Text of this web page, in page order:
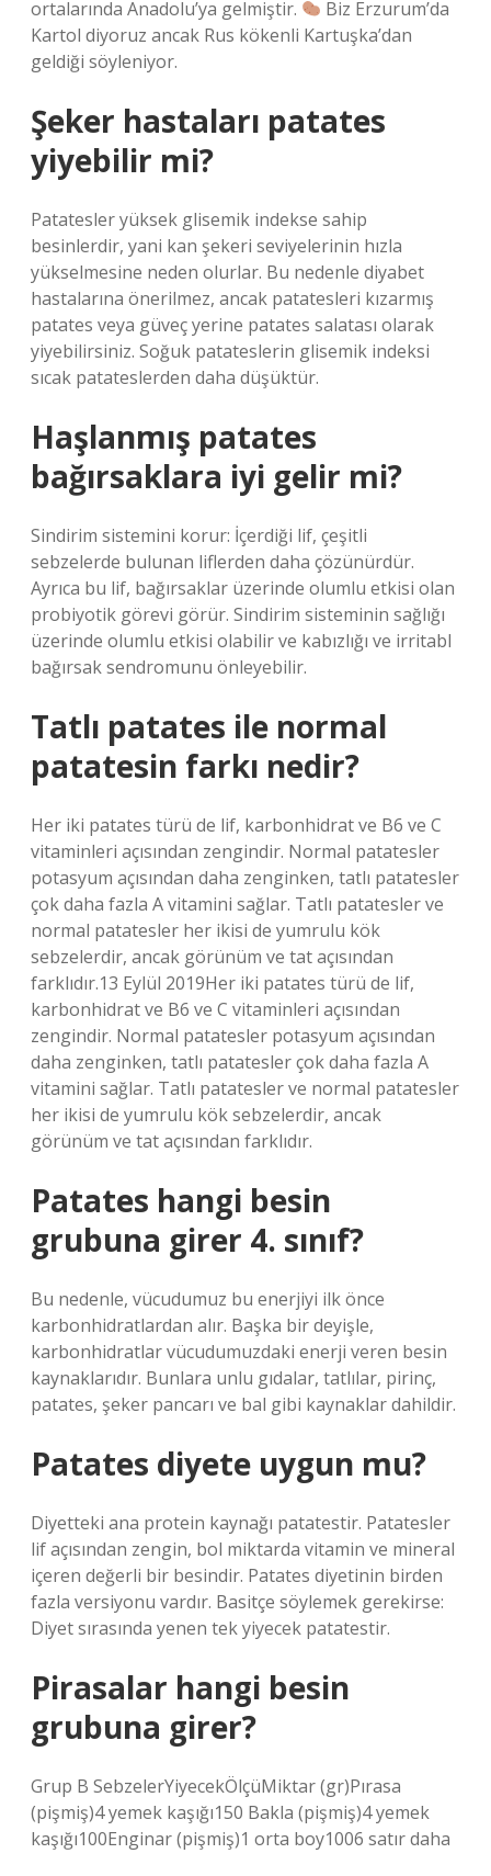
ortalarında Anadolu’ya gelmiştir.
Biz Erzurum’da
Kartol diyoruz ancak Rus kökenli Kartuşka’dan
geldiği söyleniyor.
Şeker hastaları patates
yiyebilir mi?
Patatesler yüksek glisemik indekse sahip
besinlerdir, yani kan şekeri seviyelerinin hızla
yükselmesine neden olurlar. Bu nedenle diyabet
hastalarına önerilmez, ancak patatesleri kızarmış
patates veya güveç yerine patates salatası olarak
yiyebilirsiniz. Soğuk patateslerin glisemik indeksi
sıcak patateslerden daha düşüktür.
Haşlanmış patates
bağırsaklara iyi gelir mi?
Sindirim sistemini korur: İçerdiği lif, çeşitli
sebzelerde bulunan liflerden daha çözünürdür.
Ayrıca bu lif, bağırsaklar üzerinde olumlu etkisi olan
probiyotik görevi görür. Sindirim sisteminin sağlığı
üzerinde olumlu etkisi olabilir ve kabızlığı ve irritabl
bağırsak sendromunu önleyebilir.
Tatlı patates ile normal
patatesin farkı nedir?
Her iki patates türü de lif, karbonhidrat ve B6 ve C
vitaminleri açısından zengindir. Normal patatesler
potasyum açısından daha zenginken, tatlı patatesler
çok daha fazla A vitamini sağlar. Tatlı patatesler ve
normal patatesler her ikisi de yumrulu kök
sebzelerdir, ancak görünüm ve tat açısından
farklıdır.13 Eylül 2019Her iki patates türü de lif,
karbonhidrat ve B6 ve C vitaminleri açısından
zengindir. Normal patatesler potasyum açısından
daha zenginken, tatlı patatesler çok daha fazla A
vitamini sağlar. Tatlı patatesler ve normal patatesler
her ikisi de yumrulu kök sebzelerdir, ancak
görünüm ve tat açısından farklıdır.
Patates hangi besin
grubuna girer 4. sınıf?
Bu nedenle, vücudumuz bu enerjiyi ilk önce
karbonhidratlardan alır. Başka bir deyişle,
karbonhidratlar vücudumuzdaki enerji veren besin
kaynaklarıdır. Bunlara unlu gıdalar, tatlılar, pirinç,
patates, şeker pancarı ve bal gibi kaynaklar dahildir.
Patates diyete uygun mu?
Diyetteki ana protein kaynağı patatestir. Patatesler
lif açısından zengin, bol miktarda vitamin ve mineral
içeren değerli bir besindir. Patates diyetinin birden
fazla versiyonu vardır. Basitçe söylemek gerekirse:
Diyet sırasında yenen tek yiyecek patatestir.
Pirasalar hangi besin
grubuna girer?
Grup B SebzelerYiyecekÖlçüMiktar (gr)Pırasa
(pişmiş)4 yemek kaşığı150 Bakla (pişmiş)4 yemek
kaşığı100Enginar (pişmiş)1 orta boy1006 satır daha